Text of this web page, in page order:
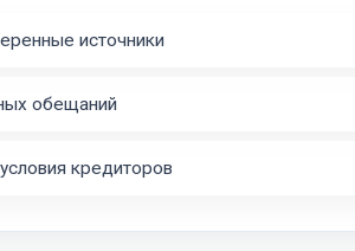
источники
обещаний
кредиторов